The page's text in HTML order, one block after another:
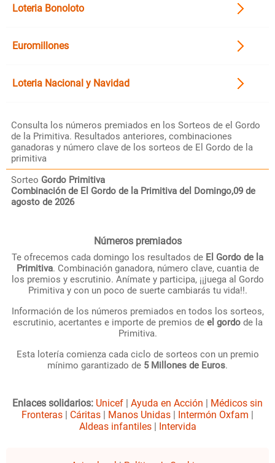
Consulta los números premiados en los Sorteos de el Gordo
de la Primitiva. Resultados anteriores, combinaciones
ganadoras y número clave de los sorteos de El Gordo de la
primitiva
Sorteo Gordo Primitiva
Combinación de El Gordo de la Primitiva del Domingo,09 de
agosto de 2026
Loteria Bonoloto
Euromillones
Loteria Nacional y Navidad
Números premiados
Te ofrecemos cada domingo los resultados de El Gordo de la
Primitiva. Combinación ganadora, número clave, cuantia de
los premios y escrutinio. Anímate y participa, ¡¡juega al Gordo
Primitiva y con un poco de suerte cambiarás tu vida!!.
Información de los números premiados en todos los sorteos,
escrutinio, acertantes e importe de premios de el gordode la
Primitiva.
Esta lotería comienza cada ciclo de sorteos con un premio
mínimo garantizado de 5 Millones de Euros.
Enlaces solidarios: Unicef | Ayuda en Acción | Médicos sin
Fronteras | Cáritas | Manos Unidas | Intermón Oxfam |
Aldeas infantiles| Intervida